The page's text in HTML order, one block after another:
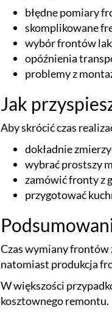
błędne pomiary
skomplikowane
wybór frontów
opóźnienia
problemy z
Jak
Aby skrócić czas
dokładnie
wybrać prostszy
zamówić fronty z
przygotować
Czas wymiany frontów
natomiast produkcja
W większości
kosztownego remontu.